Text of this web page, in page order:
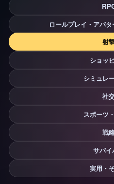
ロールプレイ・アバ
射
ショッ
シミュレ
社
スポーツ
戦
サバイ
実用・